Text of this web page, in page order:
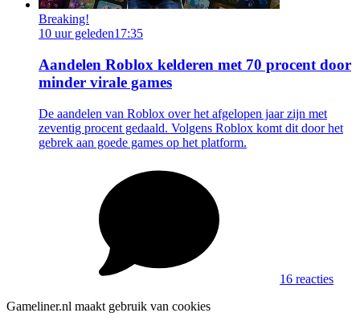
Breaking!
10 uur geleden17:35
Aandelen Roblox kelderen met 70 procent door
minder virale games
De aandelen van Roblox over het afgelopen jaar zijn met
zeventig procent gedaald. Volgens Roblox komt dit door het
gebrek aan goede games op het platform.
16 reacties
Gameliner.nl maakt gebruik van cookies